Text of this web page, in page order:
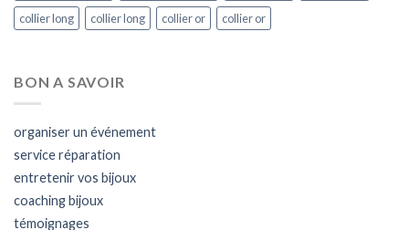
collier long
collier long collier or collier or
BON A SAVOIR
organiser un événement
service réparation
entretenir vos bijoux
coaching bijoux
témoignages